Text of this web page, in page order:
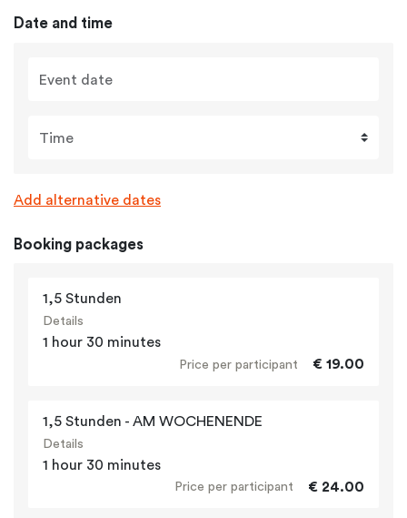
Date and time
Event date
Time
Add alternative dates
Booking packages
1,5 Stunden
Details
1 hour 30 minutes
Price per participant € 19.00
1,5 Stunden - AM WOCHENENDE
Details
1 hour 30 minutes
Price per participant € 24.00